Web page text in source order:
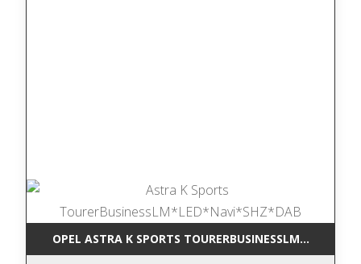
OPEL ASTRA K SPORTS